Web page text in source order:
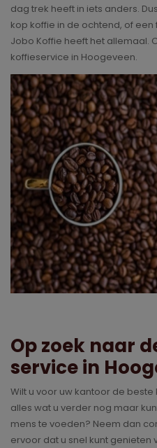
dag trek heeft in iets anders.
kop koffie in de ochtend, of
Jobo Koffie heeft het allemaal.
koffieservice in Hoogeveen.
Op zoek naar
service in
Wilt u voor uw kantoor de
alles wat u verder nog maar
mens te voeden? Neem dan
ervoor dat u snel kunt genieten